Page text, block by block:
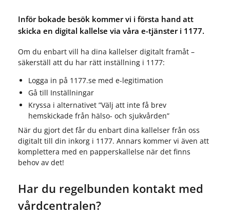
Inför bokade besök kommer vi i första hand att
skicka en digital kallelse via våra e-tjänster i 1177.
Om du enbart vill ha dina kallelser digitalt framåt –
säkerställ att du har rätt inställning i 1177:
Logga in på 1177.se med e-legitimation
Gå till Inställningar
Kryssa i alternativet ”Välj att inte få brev
hemskickade från hälso- och sjukvården”
När du gjort det får du enbart dina kallelser från oss
digitalt till din inkorg i 1177. Annars kommer vi även att
komplettera med en papperskallelse när det finns
behov av det!
Har du regelbunden kontakt med
vårdcentralen?